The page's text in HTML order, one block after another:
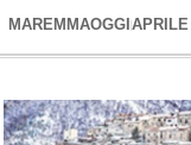
MAREMMAOGGI